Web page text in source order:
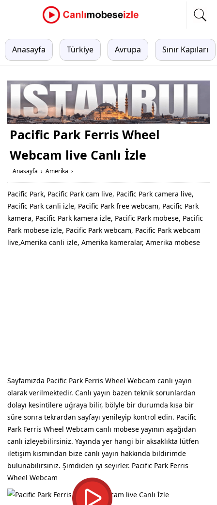
Anasayfa Türkiye Avrupa Sınır Kapıları
Pacific Park Ferris Wheel
Webcam live Canlı İzle
Anasayfa › Amerika ›
Pacific Park, Pacific Park cam live, Pacific Park camera live,
Pacific Park canli izle, Pacific Park free webcam, Pacific Park
kamera, Pacific Park kamera izle, Pacific Park mobese, Pacific
Park mobese izle, Pacific Park webcam, Pacific Park webcam
live,Amerika canli izle, Amerika kameralar, Amerika mobese
Sayfamızda Pacific Park Ferris Wheel Webcam canlı yayın
olarak verilmektedir. Canlı yayın bazen teknik sorunlardan
dolayı kesintilere uğraya bilir, bölyle bir durumda kısa bir
süre sonra tekrardan sayfayı yenileyip kontrol edin. Pacific
Park Ferris Wheel Webcam canlı mobese yayının aşağıdan
canlı izleyebilirsiniz. Yayında yer hangi bir aksaklıkta lütfen
iletişim kısmından bize canlı yayın hakkında bildirimde
bulunabilirsiniz. Şimdiden iyi seyirler. Pacific Park Ferris
Wheel Webcam